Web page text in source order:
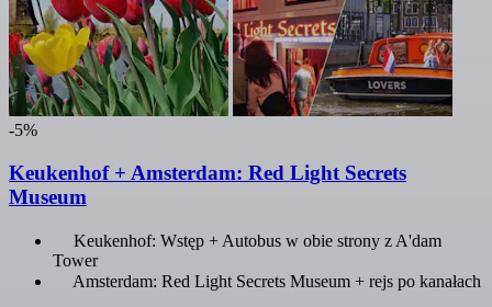
-5%
Keukenhof + Amsterdam: Red Light Secrets
Museum
Keukenhof: Wstęp + Autobus w obie strony z A'dam
Tower
Amsterdam: Red Light Secrets Museum + rejs po kanałach